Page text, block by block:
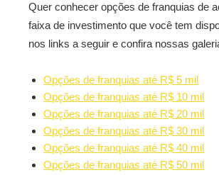
Quer conhecer opções de franquias de
faixa de investimento que você tem
nos links a seguir e confira nossas
Opções de franquias até R$ 5 mil
Opções de franquias até R$ 10 mil
Opções de franquias até R$ 20 mil
Opções de franquias até R$ 30 mil
Opções de franquias até R$ 40 mil
Opções de franquias até R$ 50 mil